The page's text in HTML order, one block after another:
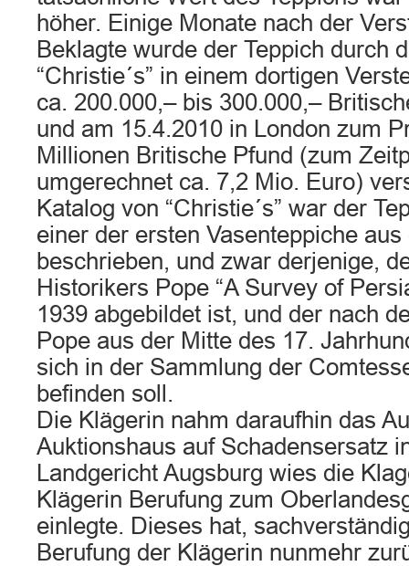
höher. Einige Monate nach der
Beklagte wurde der Teppich durch
“Christie´s” in einem dortigen
ca. 200.000,– bis 300.000,–
und am 15.4.2010 in London zum
Millionen Britische Pfund (zum
umgerechnet ca. 7,2 Mio. Euro)
Katalog von “Christie´s” war der
einer der ersten Vasenteppiche
beschrieben, und zwar derjenige,
Historikers Pope “A Survey of
1939 abgebildet ist, und der nach
Pope aus der Mitte des 17.
sich in der Sammlung der
befinden soll.
Die Klägerin nahm daraufhin das
Auktionshaus auf Schadensersatz
Landgericht Augsburg wies die
Klägerin Berufung zum
einlegte. Dieses hat,
Berufung der Klägerin nunmehr